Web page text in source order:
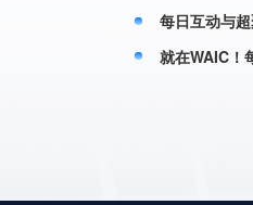
每日互动与
就在WAIC！